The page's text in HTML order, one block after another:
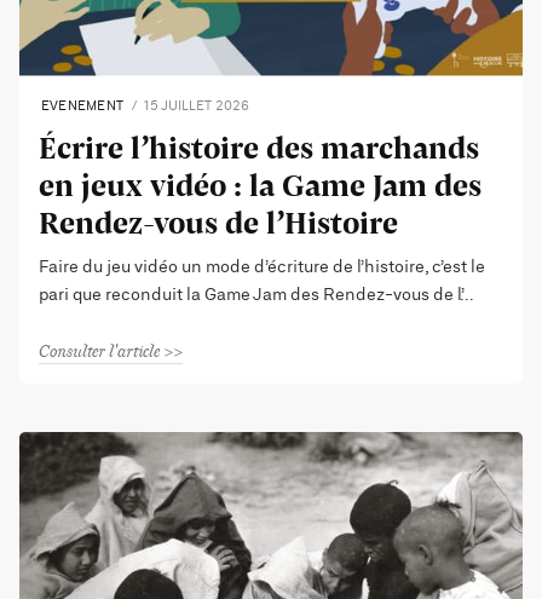
EVENEMENT 15 JUILLET 2026
Écrire l’histoire des marchands
en jeux vidéo : la Game Jam des
Rendez-vous de l’Histoire
Faire du jeu vidéo un mode d’écriture de l’histoire, c’est le
pari que reconduit la Game Jam des Rendez-vous de l’
Consulter l'article